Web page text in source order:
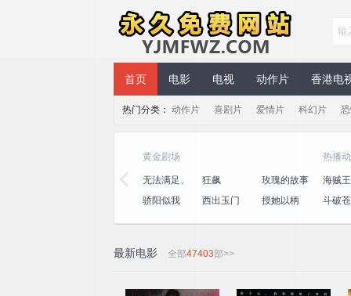
永久免费网站
首页 电影 电视 动作片 香港电
热门分类： 动作片 喜剧片 爱情片 科幻片
黄金剧场
无法满足、
停不下来
狂飙
玫瑰的故事
骄阳似我
西出玉门 授她以柄
热播
海贼
王
斗破
最新电影 全部47403部>>